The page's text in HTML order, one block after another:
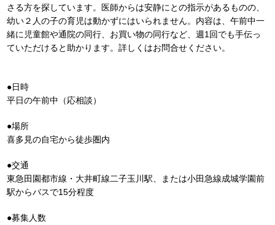
さる方を探しています。医師からは安静にとの指示があるものの、
幼い２人の子の育児は動かずにはいられません。内容は、午前中一
緒に児童館や通院の同行、お買い物の同行など、週1回でも手伝っ
ていただけると助かります。詳しくはお問合せください。
●日時
平日の午前中（応相談）
●場所
喜多見の自宅から徒歩圏内
●交通
東急田園都市線・大井町線二子玉川駅、または小田急線成城学園前
駅からバスで15分程度
●募集人数